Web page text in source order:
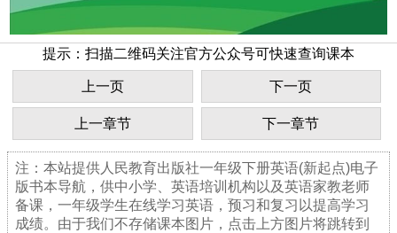
提示：扫描二维码关注官方公众号可快速查询课本
上一页 下一页
上一章节 下一章节
注：本站提供人民教育出版社一年级下册英语(新起点)电子
版书本导航，供中小学、英语培训机构以及英语家教老师
备课，一年级学生在线学习英语，预习和复习以提高学习
成绩。由于我们不存储课本图片，点击上方图片将跳转到